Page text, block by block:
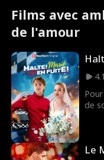
Films avec
de l'amour
de
Le